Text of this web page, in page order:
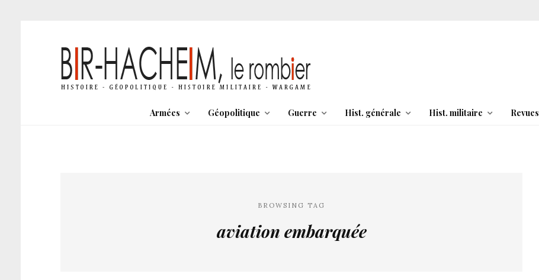
Armées Géopolitique Guerre Hist. générale Hist. militaire Revues
BROWSING TAG
aviation embarquée